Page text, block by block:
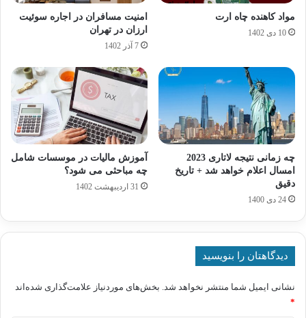
مواد کاهنده چاه ارت
10 دی 1402
امنیت مسافران در اجاره سوئیت
ارزان در تهران
7 آذر 1402
چه زمانی نتیجه لاتاری 2023
امسال اعلام خواهد شد + تاریخ
دقیق
24 دی 1400
آموزش مالیات در موسسات شامل
چه مباحثی می شود؟
31 اردیبهشت 1402
دیدگاهتان را بنویسید
نشانی ایمیل شما منتشر نخواهد شد. بخش‌های موردنیاز علامت‌گذاری شده‌اند
*